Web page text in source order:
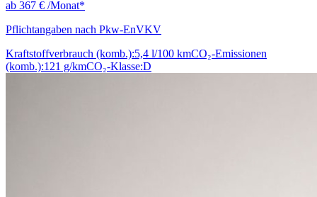
ab 367 € /Monat*
Pflichtangaben nach Pkw-EnVKV
Kraftstoffverbrauch (komb.):5,4 l/100 kmCO₂-Emissionen
(komb.):121 g/kmCO₂-Klasse:D